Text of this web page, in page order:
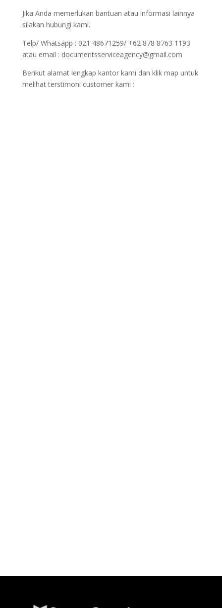
Jika Anda memerlukan bantuan atau informasi lainnya
silakan hubungi kami.
Telp/ Whatsapp : 021 48671259/ +62 878 8763 1193
atau email : documentsserviceagency@gmail.com
Berikut alamat lengkap kantor kami dan klik map untuk
melihat terstimoni customer kami :